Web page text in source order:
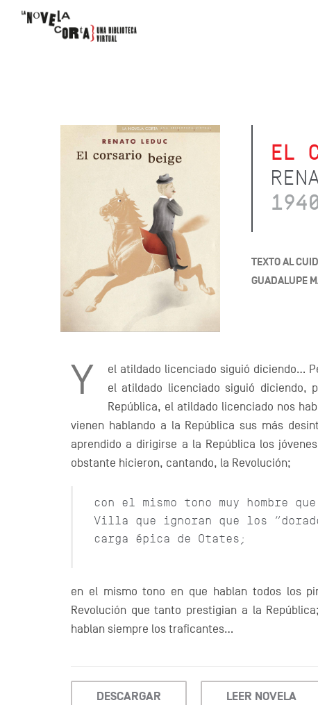
EL
TEXTO AL
GUADALUPE
Y
el atildado licenciado siguió diciendo…
el atildado licenciado siguió diciendo,
República, el atildado licenciado nos
vienen hablando a la República sus más
aprendido a dirigirse a la República los
obstante hicieron, cantando, la Revolución;
con el mismo tono muy hombre
Villa que ignoran que los
carga épica de Otates;
en el mismo tono en que hablan todos los
Revolución que tanto prestigian a la
hablan siempre los traficantes…
DESCARGAR LEER NOVELA